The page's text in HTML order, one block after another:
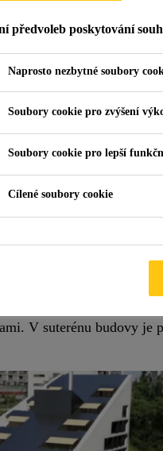
Hydroizolace spodní
stavby zajišťují
proti vodě.
byly použity pro
V suterénu budovy je
předvoleb poskytování
Naprosto nezbytné soubory
Soubory cookie pro zvýšení
Soubory cookie pro lepší
Cílené soubory cookie